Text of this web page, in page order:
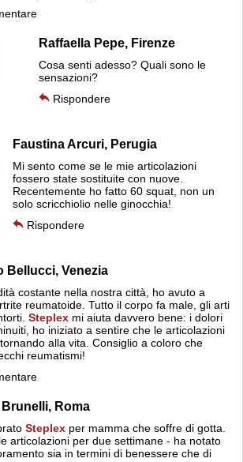
Raffaella Pepe, Firenze
Cosa senti adesso? Quali sono le
sensazioni?
Rispondere
Faustina Arcuri, Perugia
Mi sento come se le mie articolazioni
fossero state sostituite con nuove.
Recentemente ho fatto 60 squat, non un
solo scricchiolio nelle ginocchia!
Rispondere
Bellucci, Venezia
costante nella nostra città, ho avuto a
reumatoide. Tutto il corpo fa male, gli arti
Steplex mi aiuta davvero bene: i dolori
ho iniziato a sentire che le articolazioni
alla vita. Consiglio a coloro che
reumatismi!
Brunelli, Roma
Steplex per mamma che soffre di gotta.
articolazioni per due settimane - ha notato
sia in termini di benessere che di